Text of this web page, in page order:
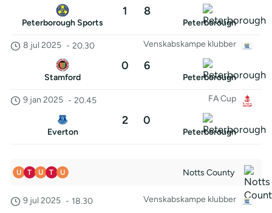
Peterborough Sports
1 8
Peterborough
Venskabskampe klubber
8 jul 2025 - 20.30
Stamford
0 6
Peterborough
FA Cup
9 jan 2025 - 20.45
Everton
2 0
Peterborough
Notts County
U T U T U
Venskabskampe klubber
9 jul 2025 - 18.30